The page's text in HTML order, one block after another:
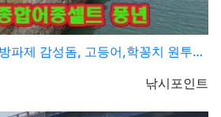
제 감성돔, 고등어,학꽁치 원투낚시 바다낚시 …
등록자
낚시포인트